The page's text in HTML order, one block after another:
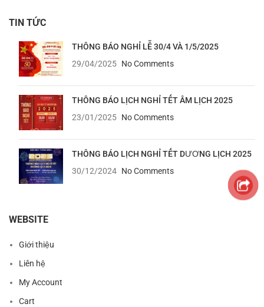
TIN TỨC
THÔNG BÁO NGHỈ LỄ 30/4 VÀ 1/5/2025
29/04/2025 No Comments
THÔNG BÁO LỊCH NGHỈ TẾT ÂM LỊCH 2025
23/01/2025 No Comments
THÔNG BÁO LỊCH NGHỈ TẾT DƯƠNG LỊCH 2025
30/12/2024 No Comments
WEBSITE
Giới thiệu
Liên hệ
My Account
Cart